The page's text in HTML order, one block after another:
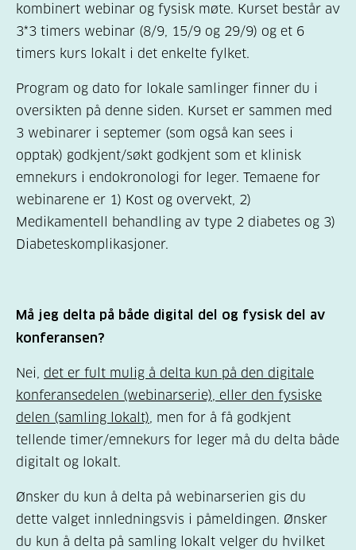
kombinert webinar og fysisk møte. Kurset består av
3*3 timers webinar (8/9, 15/9 og 29/9) og et 6
timers kurs lokalt i det enkelte fylket.
Program og dato for lokale samlinger finner du i
oversikten på denne siden. Kurset er sammen med
3 webinarer i septemer (som også kan sees i
opptak) godkjent/søkt godkjent som et klinisk
emnekurs i endokronologi for leger. Temaene for
webinarene er 1) Kost og overvekt, 2)
Medikamentell behandling av type 2 diabetes og 3)
Diabeteskomplikasjoner.
Må jeg delta på både digital del og fysisk del av
konferansen?
Nei, det er fult mulig å delta kun på den digitale
konferansedelen (webinarserie), eller den fysiske
delen (samling lokalt) , men for å få godkjent
tellende timer/emnekurs for leger må du delta både
digitalt og lokalt.
Ønsker du kun å delta på webinarserien gis du
dette valget innledningsvis i påmeldingen. Ønsker
du kun å delta på samling lokalt velger du hvilket